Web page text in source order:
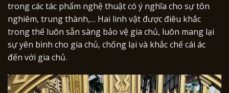
trong các tác phẩm nghệ thuật có ý nghĩa cho sự tôn
nghiêm, trung thành,… Hai linh vật được điêu khắc
trong thế luôn sẵn sàng bảo vệ gia chủ, luôn mang lại
sự yên bình cho gia chủ, chống lại và khắc chế cái ác
đến với gia chủ.